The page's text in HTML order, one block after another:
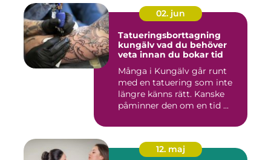
02. jun
Tatueringsborttagning
kungälv vad du behöver
veta innan du bokar tid
Många i Kungälv går runt
med en tatuering som inte
längre känns rätt. Kanske
påminner den om en tid ...
12. maj